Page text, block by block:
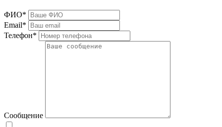
ФИО*
Email*
Телефон*
Сообщение